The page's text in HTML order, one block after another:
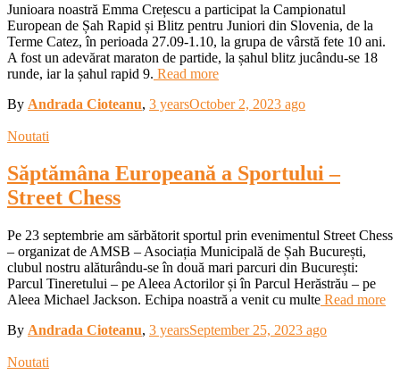
Junioara noastră Emma Crețescu a participat la Campionatul
European de Șah Rapid și Blitz pentru Juniori din Slovenia, de la
Terme Catez, în perioada 27.09-1.10, la grupa de vârstă fete 10 ani.
A fost un adevărat maraton de partide, la șahul blitz jucându-se 18
runde, iar la șahul rapid 9. Read more
By Andrada Cioteanu, 3 yearsOctober 2, 2023 ago
Noutati
Săptămâna Europeană a Sportului –
Street Chess
Pe 23 septembrie am sărbătorit sportul prin evenimentul Street Chess
– organizat de AMSB – Asociația Municipală de Șah București,
clubul nostru alăturându-se în două mari parcuri din București:
Parcul Tineretului – pe Aleea Actorilor și în Parcul Herăstrău – pe
Aleea Michael Jackson. Echipa noastră a venit cu multe Read more
By Andrada Cioteanu, 3 yearsSeptember 25, 2023 ago
Noutati